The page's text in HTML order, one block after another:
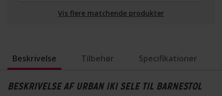
Vis flere matchende produkter
Beskrivelse Tilbehør Specifikationer
BESKRIVELSE AF URBAN IKI SELE TIL BARNESTOL